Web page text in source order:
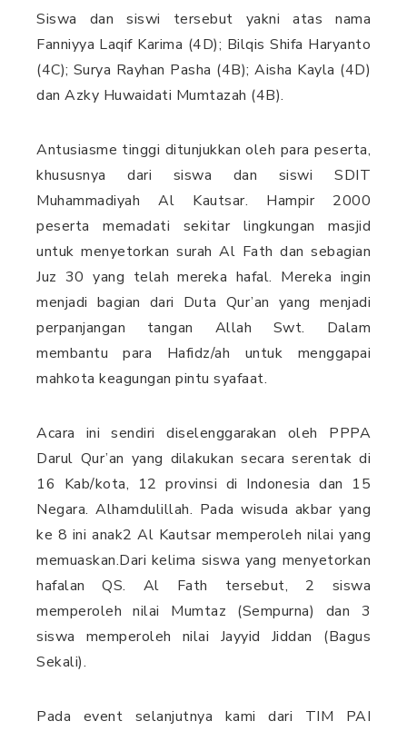
Siswa dan siswi tersebut yakni atas nama
Fanniyya Laqif Karima (4D); Bilqis Shifa Haryanto
(4C); Surya Rayhan Pasha (4B); Aisha Kayla (4D)
dan Azky Huwaidati Mumtazah (4B).
Antusiasme tinggi ditunjukkan oleh para peserta,
khususnya dari siswa dan siswi SDIT
Muhammadiyah Al Kautsar. Hampir 2000
peserta memadati sekitar lingkungan masjid
untuk menyetorkan surah Al Fath dan sebagian
Juz 30 yang telah mereka hafal. Mereka ingin
menjadi bagian dari Duta Qur’an yang menjadi
perpanjangan tangan Allah Swt. Dalam
membantu para Hafidz/ah untuk menggapai
mahkota keagungan pintu syafaat.
Acara ini sendiri diselenggarakan oleh PPPA
Darul Qur’an yang dilakukan secara serentak di
16 Kab/kota, 12 provinsi di Indonesia dan 15
Negara. Alhamdulillah. Pada wisuda akbar yang
ke 8 ini anak2 Al Kautsar memperoleh nilai yang
memuaskan.Dari kelima siswa yang menyetorkan
hafalan QS. Al Fath tersebut, 2 siswa
memperoleh nilai Mumtaz (Sempurna) dan 3
siswa memperoleh nilai Jayyid Jiddan (Bagus
Sekali).
Pada event selanjutnya kami dari TIM PAI